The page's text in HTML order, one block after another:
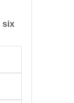
six